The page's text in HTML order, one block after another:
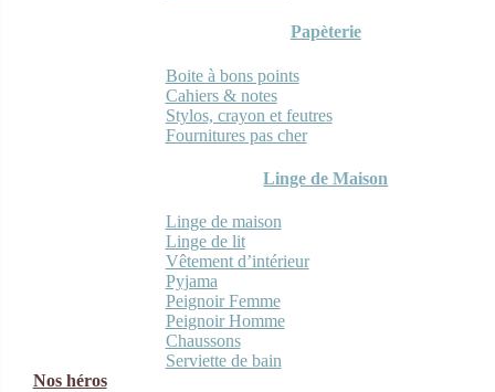
Papèterie
Boite à bons points
Cahiers & notes
Stylos, crayon et feutres
Fournitures pas cher
Linge de Maison
Linge de maison
Linge de lit
Vêtement d’intérieur
Pyjama
Peignoir Femme
Peignoir Homme
Chaussons
Serviette de bain
Nos héros